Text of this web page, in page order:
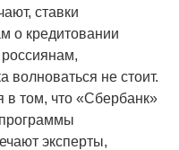
ставки
о кредитовании
россиянам,
волноваться не стоит.
в том, что «Сбербанк»
эксперты,